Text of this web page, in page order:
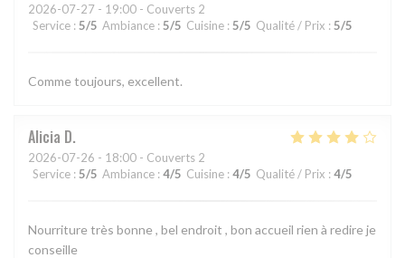
2026-07-27 - 19:00 - Couverts 2
Service : 5/5 Ambiance : 5/5 Cuisine : 5/5 Qualité / Prix : 5/5
Comme toujours, excellent.
Alicia D
2026-07-26 - 18:00 - Couverts 2
Service : 5/5 Ambiance : 4/5 Cuisine : 4/5 Qualité / Prix : 4/5
Nourriture très bonne , bel endroit , bon accueil rien à redire je
conseille